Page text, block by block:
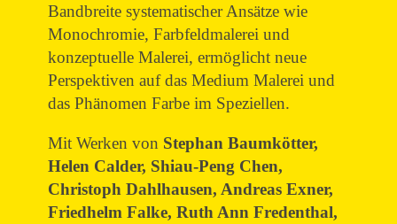
Bandbreite systematischer Ansätze wie
Monochromie, Farbfeldmalerei und
konzeptuelle Malerei, ermöglicht neue
Perspektiven auf das Medium Malerei und
das Phänomen Farbe im Speziellen.
Mit Werken von Stephan Baumkötter,
Helen Calder, Shiau-Peng Chen,
Christoph Dahlhausen, Andreas Exner,
Friedhelm Falke, Ruth Ann Fredenthal,